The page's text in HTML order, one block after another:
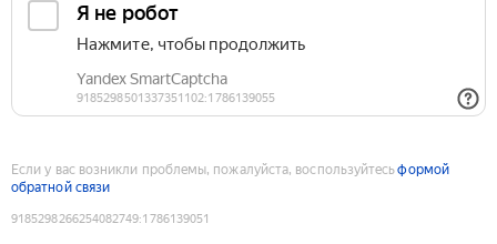
Если у вас возникли проблемы, пожалуйста, воспользуйтесьформой
обратной связи
9185298266254082749:1786139051